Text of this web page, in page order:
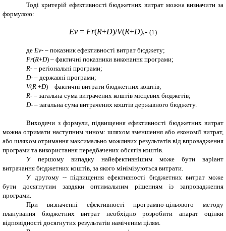
Тоді критерій ефективності бюджетних витрат можна визначити за
формулою:
Ev = Fr(R+D)/V(R+D),- (1)
де Ev-– показник ефективності витрат бюджету;
Fr(R+D) – фактичні показники виконання програми;
R- – регіональні програми;
D- – державні програми;
V(R +D)– фактичні витрати бюджетних коштів;
R-– загальна сума витрачених коштів місцевих бюджетів;
D-– загальна сума витрачених коштів державного бюджету.
Виходячи з формули, підвищення ефективності бюджетних витрат
можна отримати наступним чином: шляхом зменшення або економії витрат,
або шляхом отримання максимально можливих результатів від впровадження
програми та використання передбачених обсягів коштів.
У першому випадку найефективнішим може бути варіант
витрачання бюджетних коштів, за якого мінімізуються витрати.
У другому -- підвищення ефективності бюджетних витрат може
бути досягнутим завдяки оптимальним рішенням із запровадження
програми.
При визначенні ефективності програмно-цільового методу
планування бюджетних витрат необхідно розробити апарат оцінки
відповідності досягнутих результатів наміченим цілям.